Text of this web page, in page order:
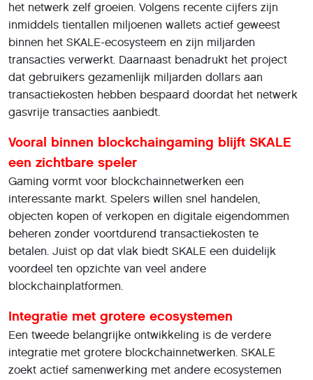
het netwerk zelf groeien. Volgens recente cijfers zijn
inmiddels tientallen miljoenen wallets actief geweest
binnen het SKALE-ecosysteem en zijn miljarden
transacties verwerkt. Daarnaast benadrukt het project
dat gebruikers gezamenlijk miljarden dollars aan
transactiekosten hebben bespaard doordat het netwerk
gasvrije transacties aanbiedt.
Vooral binnen blockchaingaming blijft SKALE
een zichtbare speler
Gaming vormt voor blockchainnetwerken een
interessante markt. Spelers willen snel handelen,
objecten kopen of verkopen en digitale eigendommen
beheren zonder voortdurend transactiekosten te
betalen. Juist op dat vlak biedt SKALE een duidelijk
voordeel ten opzichte van veel andere
blockchainplatformen.
Integratie met grotere ecosystemen
Een tweede belangrijke ontwikkeling is de verdere
integratie met grotere blockchainnetwerken. SKALE
zoekt actief samenwerking met andere ecosystemen